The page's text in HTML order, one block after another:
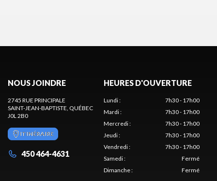
NOUS JOINDRE
2745 RUE PRINCIPALE
SAINT-JEAN-BAPTISTE , QUÉBEC
J0L 2B0
ITINÉRAIRE
450 464-4631
HEURES D'OUVERTURE
Lundi:
7h30 - 17h00
Mardi:
7h30 - 17h00
Mercredi:
7h30 - 17h00
Jeudi:
7h30 - 17h00
Vendredi:
7h30 - 17h00
Samedi:
Fermé
Dimanche: Fermé